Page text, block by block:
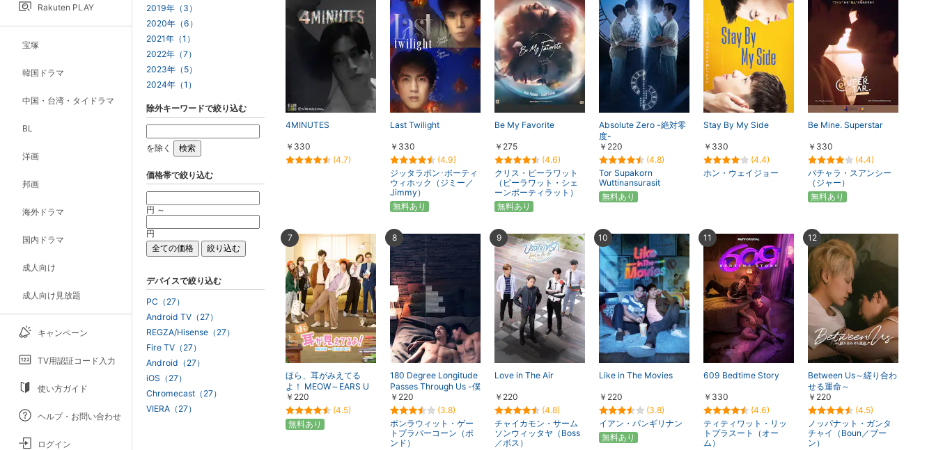
推し楽
Rakuten PLAY
宝塚
韓国ドラマ
中国・台湾・タイドラマ
BL
洋画
邦画
海外ドラマ
国内ドラマ
成人向け
成人向け見放題
キャンペーン
TV用認証コード入力
使い方ガイド
ヘルプ・お問い合わせ
ログイン
4MINUTES
￥330
(4.7)
Last Twilight
￥330
(4.9)
ジッタラポン･ポーティ
ウィホック（ジミー／
Jimmy）
無料あり
Be My Favorite
￥275
(4.6)
クリス・ピーラワット
（ピーラワット・シェ
ーンポーティラット）
無料あり
Absolute Zero -絶対零
度-
￥220
(4.8)
Tor Supakorn
Wuttinansurasit
無料あり
Stay By My Side
￥330
(4.4)
ホン・ウェイジョー
Be Mine. Superstar
￥330
(4.4)
パチャラ・スアンシー
（ジャー）
無料あり
ほら、耳がみえてる
よ！ MEOW～EARS U
P!
￥220
(4.5)
7
無料あり
180 Degree Longitude
Passes Through Us -僕
らを隔てる境界線-
￥220
(3.8)
ポンラウィット・ゲー
トプラパーコーン（ポ
ンド）
8
Love in The Air
￥220
(4.8)
チャイカモン・サーム
ソンウィッタヤ（Boss
／ボス）
9
Like in The Movies
￥220
(3.8)
イアン・パンギリナン
10
無料あり
609 Bedtime Story
￥330
(4.6)
ティティワット・リッ
トプラスート（オー
ム）
11
Between Us～縒り合わ
せる運命～
￥220
(4.5)
ノッパナット・ガンタ
チャイ（Boun／ブー
ン）
12
2019年（3）
2020年（6）
2021年（1）
2022年（7）
2023年（5）
2024年（1）
除外キーワードで絞り込む
を除く
価格帯で絞り込む
円 ～
円
デバイスで絞り込む
PC（27）
Android TV（27）
REGZA/Hisense（27）
Fire TV（27）
Android（27）
iOS（27）
Chromecast（27）
VIERA（27）